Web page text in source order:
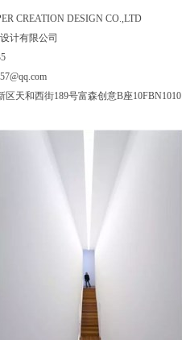
CREATION DESIGN CO.,LTD
计有限公司
天和西街189号富森创意B座10FBN1010